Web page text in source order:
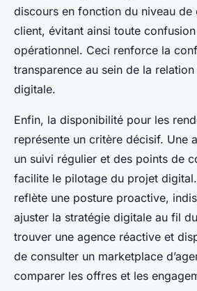
discours en fonction du niveau de
client, évitant ainsi toute
opérationnel. Ceci renforce la
transparence au sein de la
digitale.
Enfin, la disponibilité pour les
représente un critère décisif. Une
un suivi régulier et des points de
facilite le pilotage du projet
reflète une posture proactive,
ajuster la stratégie digitale au fil
trouver une agence réactive et
de consulter un marketplace
comparer les offres et les